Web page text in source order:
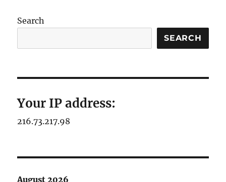
Search
SEARCH
Your IP address:
216.73.217.98
August 2026